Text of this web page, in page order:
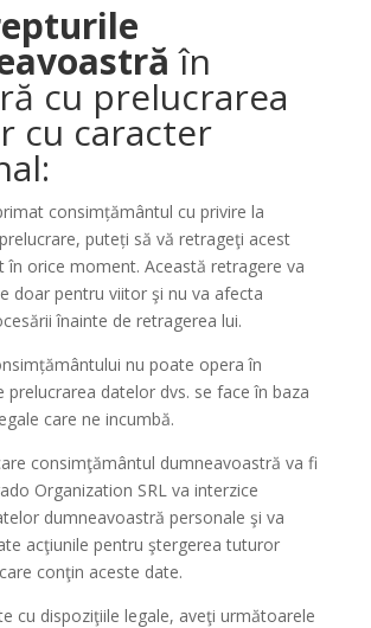
în
cu prelucrarea
cu caracter
consimțământul cu privire la
puteți să vă retrageţi acest
în orice moment. Această retragere va
doar pentru viitor şi nu va afecta
înainte de retragerea lui.
nu poate opera în
prelucrarea datelor dvs. se face în baza
care ne incumbă.
consimţământul dumneavoastră va fi
Organization SRL va interzice
dumneavoastră personale şi va
acţiunile pentru ştergerea tuturor
conţin aceste date.
cu dispoziţiile legale, aveţi următoarele